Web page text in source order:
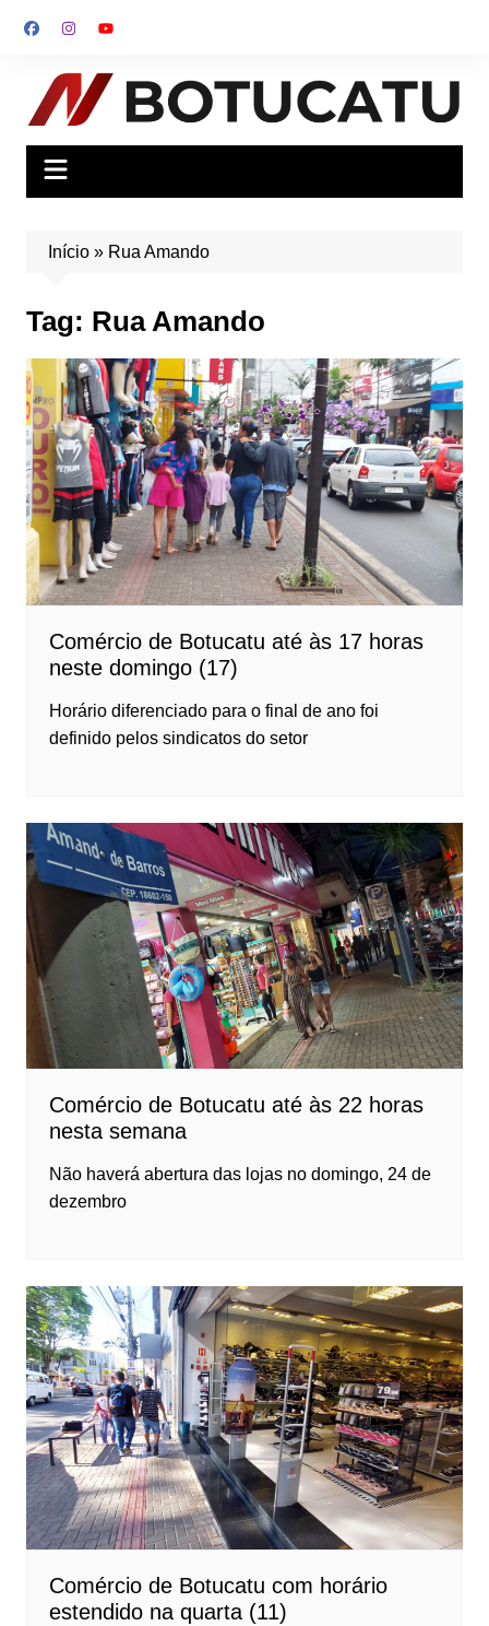
para
conteúdo
Início» Rua Amando
Tag: Rua Amando
Comércio de Botucatu até às 17 horas
neste domingo (17)
Horário diferenciado para o final de ano foi
definido pelos sindicatos do setor
Comércio de Botucatu até às 22 horas
nesta semana
Não haverá abertura das lojas no domingo, 24 de
dezembro
Comércio de Botucatu com horário
estendido na quarta (11)